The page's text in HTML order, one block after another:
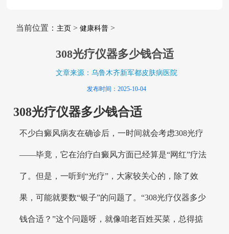
当前位置： 主页> 健康科普>
308光疗仪器多少钱合适
文章来源：乌鲁木齐新军都皮肤病医院
发布时间：2025-10-04
308光疗仪器多少钱合适
不少白癜风病友在确诊后，一时间就会考虑308光疗
——毕竟，它在治疗白癜风方面已经算是“网红”疗法
了。但是，一听到“光疗”，大家较关心的，除了效
果，可能就要数“银子”的问题了。“308光疗仪器多少
钱合适？”这个问题呀，就像咱老百姓买菜，总得掂